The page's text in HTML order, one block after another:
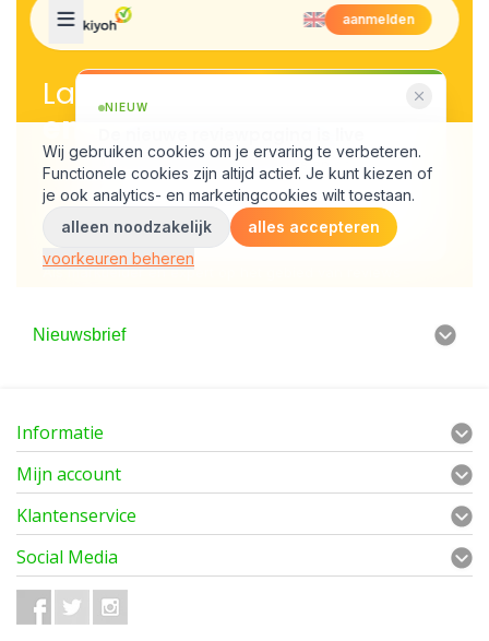
Nieuwsbrief
Informatie
Mijn account
Klantenservice
Social Media